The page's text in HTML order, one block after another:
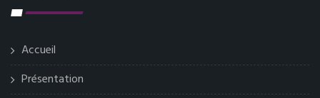
Accueil
Présentation